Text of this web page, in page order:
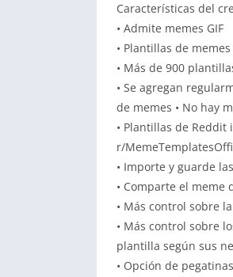
Características del
• Admite memes GIF
• Plantillas de memes
• Más de 900
• Se agregan
de memes • No hay
• Plantillas de
r/
• Importe y guarde
• Comparte el
• Más control sobre
• Más control sobre
plantilla según sus
• Opción de